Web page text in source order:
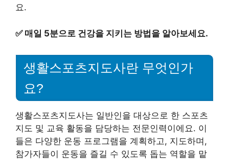
요.
✅ 매일 5분으로 건강을 지키는 방법을 알아보세요.
생활스포츠지도사란 무엇인가
요?
생활스포츠지도사는 일반인을 대상으로 한 스포츠
지도 및 교육 활동을 담당하는 전문인력이에요. 이
들은 다양한 운동 프로그램을 계획하고, 지도하며,
참가자들이 운동을 즐길 수 있도록 돕는 역할을 맡